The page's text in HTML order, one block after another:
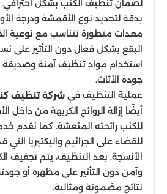
لضمان تنظيف الكنب بشكل
بدقة لتحديد نوع الأقمشة ودرجة
معدات متطورة تتناسب مع نوعية
البقع بشكل فعال دون التأثير على
استخدام مواد تنظيف آمنة وصديقة
جودة الأثاث.
عملية التنظيف في شركة تنظيف
أيضًا إزالة الروائح الكريهة من داخل
للكنب رائحته المنعشة. كما نقدم
للقضاء على الجراثيم والبكتيريا
الأنسجة. بعد التنظيف، يتم تجفيف
وآمن دون التأثير على مظهره أو
نتائج مضمونة ومثالية.